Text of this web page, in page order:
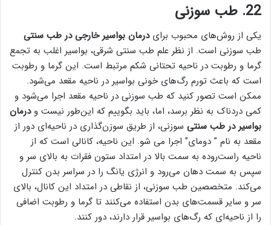
22. طب سوزنی
یکی از روش‌های محبوب برایدرمان بواسیر خارجی در طب سنتی
طب سوزنی است. از نظر علم طب سنتی شرقی، بواسیر اغلب به تجمع
گرما و رطوبت در ناحیه تحتانی شکم مرتبط است. این گرما و رطوبت
است که باعث تورم رگ‌های خونی بواسیر در ناحیه مقعد می‌شود.
ممکن است تصور کنید که طب سوزنی در ناحیه مقعد اجرا می‌شود و
کمی دردناک به نظر برسد، اما، باید بگوییم که این‌طور نیست ودرمان
بواسیر در طب سنتی سوزنی، از طریق سوزن‌گذاری در ناحیه‌ای دور از
مقعد به نام ” دومای” اجرا می شو. این ناحیه، کانالی است که از
ناحیه راست‌روده به سمت بالا در امتداد ستون فقرات به بالای سر و
سپس به سمت دهان می‌رود و انرژی یانگ را در سراسر بدن کنترل
می‌کند. متخصصین طب سوزنی، از نقاطی در امتداد این کانال، بالای
سر و سایر قسمت‌های بدن استفاده می‌کنند تا گرما و رطوبت اضافی
را از ناحیه‌ای که رگ‌های بواسیر قرار دارند، دور کنند.